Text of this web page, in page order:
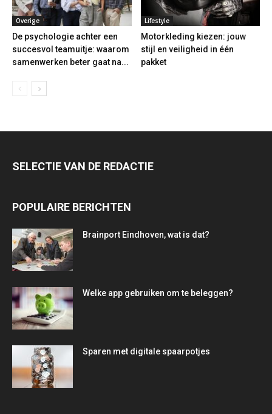
Overige
De psychologie achter een
succesvol teamuitje: waarom
samenwerken beter gaat na...
Lifestyle
Motorkleding kiezen: jouw
stijl en veiligheid in één
pakket
SELECTIE VAN DE REDACTIE
POPULAIRE BERICHTEN
Brainport Eindhoven, wat is dat?
Welke app gebruiken om te beleggen?
Sparen met digitale spaarpotjes